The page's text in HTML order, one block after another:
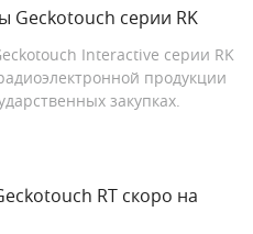
Geckotouch серии RK
Interactive серии RK
продукции
закупках.
RT скоро на